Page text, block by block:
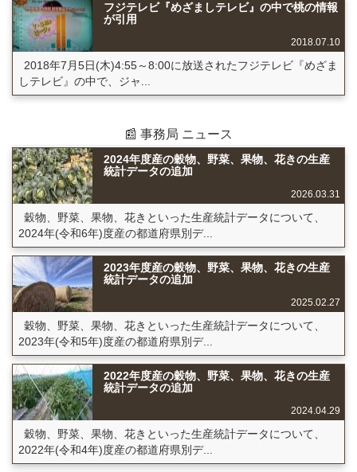
フジテレビ『めざましテレビ』の中で桃の情報
が引用
2018.07.10
2018年7月5日(木)4:55～8:00に放送されたフジテレビ『めざま
しテレビ』の中で、ジャ...
📰 事務局 ニュース
2024年度産の穀物、野菜、果物、花きの生産
統計データの追加
2026.03.31
穀物、野菜、果物、花きといった生産統計データについて、
2024年(令和6年)度産の都道府県別デ...
2023年度産の穀物、野菜、果物、花きの生産
統計データの追加
2025.02.27
穀物、野菜、果物、花きといった生産統計データについて、
2023年(令和5年)度産の都道府県別デ...
2022年度産の穀物、野菜、果物、花きの生産
統計データの追加
2024.04.29
穀物、野菜、果物、花きといった生産統計データについて、
2022年(令和4年)度産の都道府県別デ...